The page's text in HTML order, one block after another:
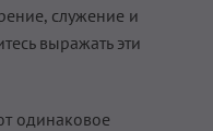
служение и
выражать эти
одинаковое